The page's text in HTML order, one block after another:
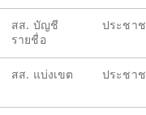
สส. บัญชี
รายชื่อ
ประชา
สส. แบ่งเขต ประชา